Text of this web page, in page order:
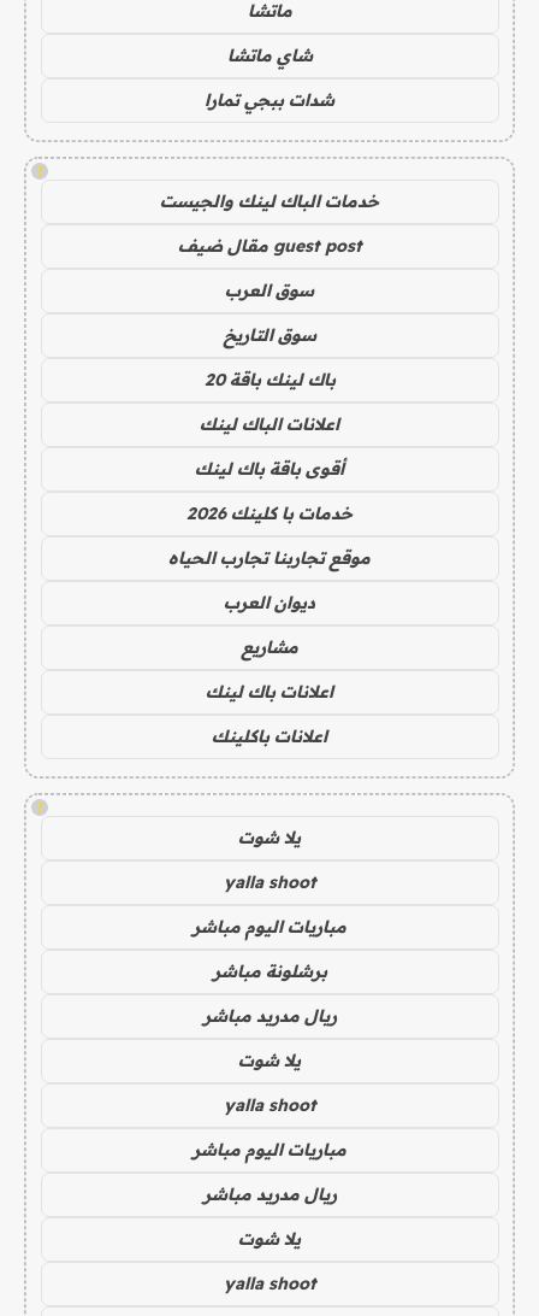
ماتشا
شاي ماتشا
شدات ببجي تمارا
!
خدمات الباك لينك والجيست
guest post مقال ضيف
سوق العرب
سوق التاريخ
باك لينك باقة 20
اعلانات الباك لينك
أقوى باقة باك لينك
خدمات با كلينك 2026
موقع تجاربنا تجارب الحياه
ديوان العرب
مشاريع
اعلانات باك لينك
اعلانات باكلينك
!
يلا شوت
yalla shoot
مباريات اليوم مباشر
برشلونة مباشر
ريال مدريد مباشر
يلا شوت
yalla shoot
مباريات اليوم مباشر
ريال مدريد مباشر
يلا شوت
yalla shoot